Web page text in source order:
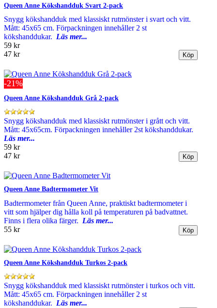
Queen Anne Kökshandduk Svart 2-pack
Snygg kökshandduk med klassiskt rutmönster i svart och vitt.
Mått: 45x65 cm. Förpackningen innehåller 2 st
kökshanddukar. Läs mer...
59 kr
47 kr
-21%
Queen Anne Kökshandduk Grå 2-pack
Snygg kökshandduk med klassiskt rutmönster i grått och vitt.
Mått: 45x65cm. Förpackningen innehåller 2st kökshanddukar.
Läs mer...
59 kr
47 kr
Queen Anne Badtermometer Vit
Badtermometer från Queen Anne, praktiskt badtermometer i
vitt som hjälper dig hålla koll på temperaturen på badvattnet.
Finns i flera olika färger. Läs mer...
55 kr
Queen Anne Kökshandduk Turkos 2-pack
Snygg kökshandduk med klassiskt rutmönster i turkos och vitt.
Mått: 45x65 cm. Förpackningen innehåller 2 st
kökshanddukar. Läs mer...